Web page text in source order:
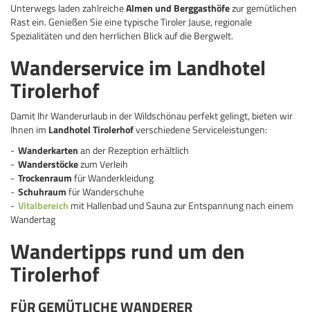
Unterwegs laden zahlreicheAlmen und Berggasthöfezur gemütlichen
Rast ein. Genießen Sie eine typische Tiroler Jause, regionale
Spezialitäten und den herrlichen Blick auf die Bergwelt.
Wanderservice im Landhotel
Tirolerhof
Damit Ihr Wanderurlaub in der Wildschönau perfekt gelingt, bieten wir
Ihnen im Landhotel Tirolerhofverschiedene Serviceleistungen:
Wanderkartenan der Rezeption erhältlich
Wanderstöckezum Verleih
Trockenraumfür Wanderkleidung
Schuhraumfür Wanderschuhe
Vitalbereich mit Hallenbad und Sauna zur Entspannung nach einem
Wandertag
Wandertipps rund um den
Tirolerhof
FÜR GEMÜTLICHE WANDERER